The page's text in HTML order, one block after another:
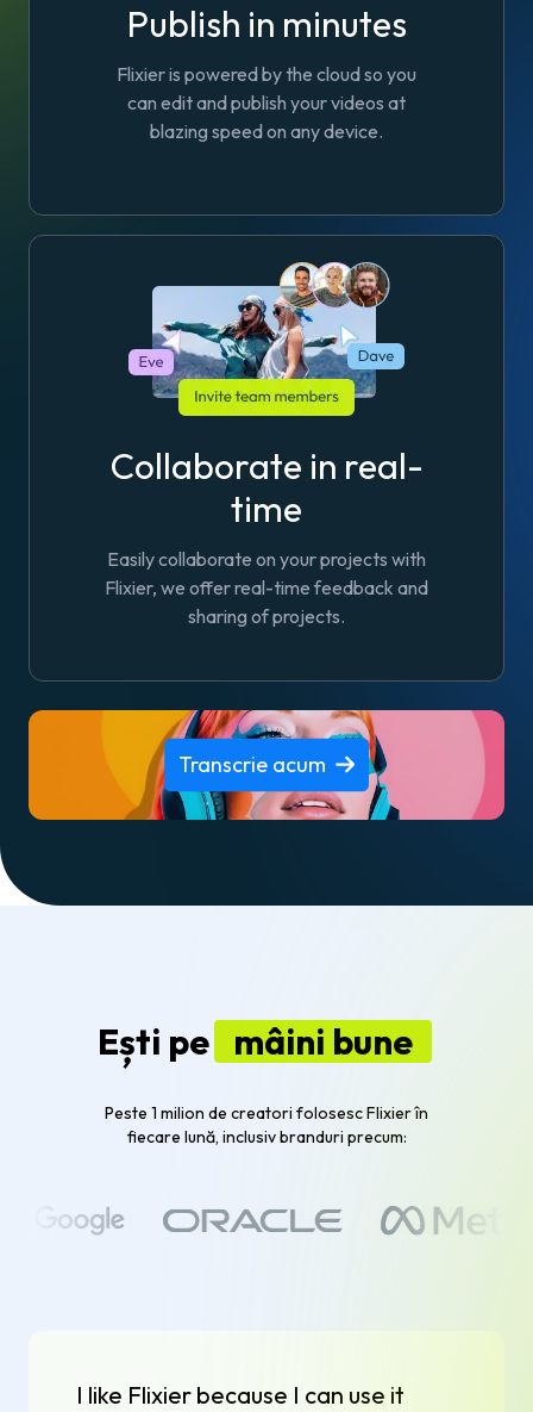
Publish in minutes
Flixier is powered by the cloud so you
can edit and publish your videos at
blazing speed on any device.
Collaborate in real-
time
Easily collaborate on your projects with
Flixier, we offer real-time feedback and
sharing of projects.
Transcrie acum
Ești pe mâini bune
Peste 1 milion de creatori folosesc Flixier în
fiecare lună, inclusiv branduri precum:
I like Flixier because I can use it